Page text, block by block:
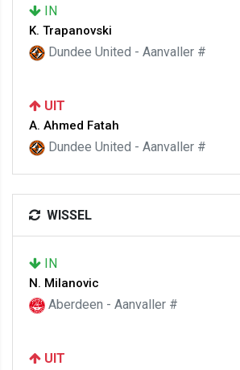
IN
K. Trapanovski
Dundee United - Aanvaller #
UIT
A. Ahmed Fatah
Dundee United - Aanvaller #
WISSEL
IN
N. Milanovic
Aberdeen - Aanvaller #
UIT